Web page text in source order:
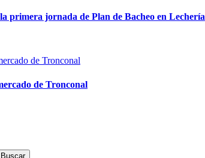
primera jornada de Plan de Bacheo en Lechería
de Tronconal